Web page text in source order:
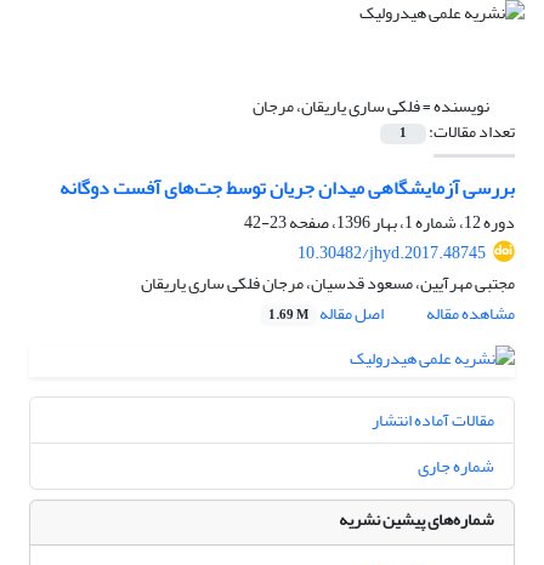
نویسنده =فلکی ساری یاریقان، مرجان
تعداد مقالات: 1
بررسی آزمایشگاهی میدان جریان توسط جت‌های آفست دوگانه
دوره 12، شماره 1، بهار 1396، صفحه
23-42
10.30482/jhyd.2017.48745
مجتبی مهرآیین، مسعود قدسیان، مرجان فلکی ساری یاریقان
مشاهده مقاله
اصل مقاله 1.69 M
مقالات آماده انتشار
شماره جاری
شماره‌های پیشین نشریه